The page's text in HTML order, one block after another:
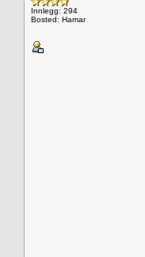
Innlegg: 294
Bosted: Hamar